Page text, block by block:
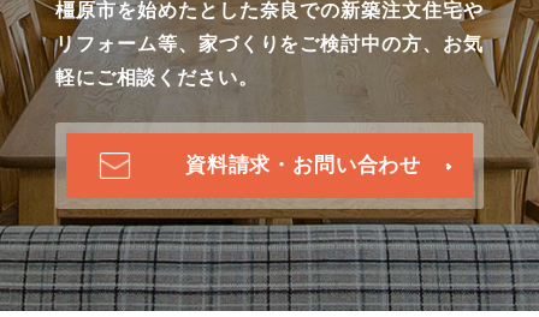
橿原市を始めたとした奈良での新築注文住宅や
リフォーム等、家づくりをご検討中の方、お気
軽にご相談ください。
資料請求・お問い合わせ